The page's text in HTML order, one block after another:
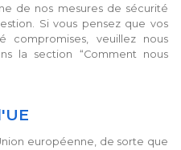
de nos mesures de sécurité
Si vous pensez que vos
compromises, veuillez nous
la section “Comment nous
européenne, de sorte que